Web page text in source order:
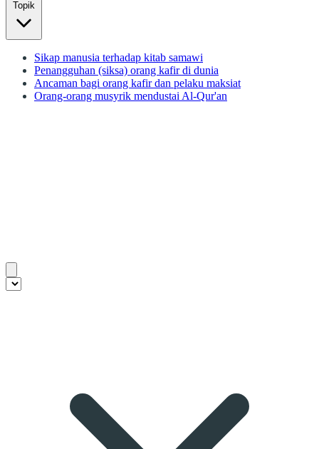
Topik
Sikap manusia terhadap kitab samawi
Penangguhan (siksa) orang kafir di dunia
Ancaman bagi orang kafir dan pelaku maksiat
Orang-orang musyrik mendustai Al-Qur'an